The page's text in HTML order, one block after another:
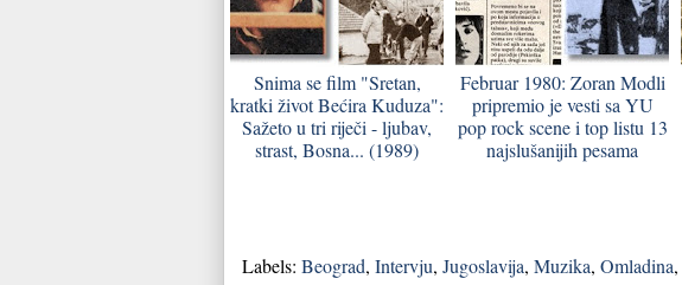
Snima se film "Sretan,
kratki život Bećira Kuduza":
Sažeto u tri riječi - ljubav,
strast, Bosna... (1989)
Februar 1980: Zoran Modli
pripremio je vesti sa YU
pop rock scene i top listu 13
najslušanijih pesama
Labels: Beograd, Intervju, Jugoslavija, Muzika, Omladina,